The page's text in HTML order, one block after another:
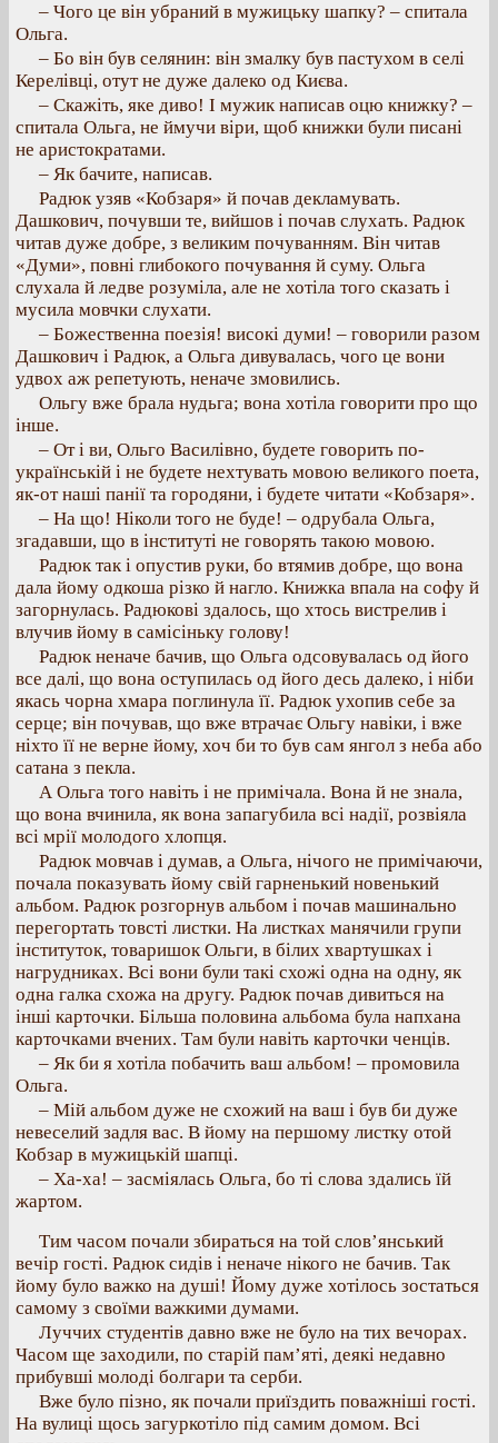
– Чого це він убраний в мужицьку шапку? – спитала
Ольга.
– Бо він був селянин: він змалку був пастухом в селі
Керелівці, отут не дуже далеко од Києва.
– Скажіть, яке диво! І мужик написав оцю книжку? –
спитала Ольга, не ймучи віри, щоб книжки були писані
не аристократами.
– Як бачите, написав.
Радюк узяв «Кобзаря» й почав декламувать.
Дашкович, почувши те, вийшов і почав слухать. Радюк
читав дуже добре, з великим почуванням. Він читав
«Думи», повні глибокого почування й суму. Ольга
слухала й ледве розуміла, але не хотіла того сказать і
мусила мовчки слухати.
– Божественна поезія! високі думи! – говорили разом
Дашкович і Радюк, а Ольга дивувалась, чого це вони
удвох аж репетують, неначе змовились.
Ольгу вже брала нудьга; вона хотіла говорити про що
інше.
– От і ви, Ольго Василівно, будете говорить по-
українській і не будете нехтувать мовою великого поета,
як-от наші панії та городяни, і будете читати «Кобзаря».
– На що! Ніколи того не буде! – одрубала Ольга,
згадавши, що в інституті не говорять такою мовою.
Радюк так і опустив руки, бо втямив добре, що вона
дала йому одкоша різко й нагло. Книжка впала на софу й
загорнулась. Радюкові здалось, що хтось вистрелив і
влучив йому в самісіньку голову!
Радюк неначе бачив, що Ольга одсовувалась од його
все далі, що вона оступилась од його десь далеко, і ніби
якась чорна хмара поглинула її. Радюк ухопив себе за
серце; він почував, що вже втрачає Ольгу навіки, і вже
ніхто її не верне йому, хоч би то був сам янгол з неба або
сатана з пекла.
А Ольга того навіть і не примічала. Вона й не знала,
що вона вчинила, як вона запагубила всі надії, розвіяла
всі мрії молодого хлопця.
Радюк мовчав і думав, а Ольга, нічого не примічаючи,
почала показувать йому свій гарненький новенький
альбом. Радюк розгорнув альбом і почав машинально
перегортать товсті листки. На листках манячили групи
інституток, товаришок Ольги, в білих хвартушках і
нагрудниках. Всі вони були такі схожі одна на одну, як
одна галка схожа на другу. Радюк почав дивиться на
інші карточки. Більша половина альбома була напхана
карточками вчених. Там були навіть карточки ченців.
– Як би я хотіла побачить ваш альбом! – промовила
Ольга.
– Мій альбом дуже не схожий на ваш і був би дуже
невеселий задля вас. В йому на першому листку отой
Кобзар в мужицькій шапці.
– Ха-ха! – засміялась Ольга, бо ті слова здались їй
жартом.
Тим часом почали збираться на той слов’янський
вечір гості. Радюк сидів і неначе нікого не бачив. Так
йому було важко на душі! Йому дуже хотілось зостаться
самому з своїми важкими думами.
Луччих студентів давно вже не було на тих вечорах.
Часом ще заходили, по старій пам’яті, деякі недавно
прибувші молоді болгари та серби.
Вже було пізно, як почали приїздить поважніші гості.
На вулиці щось загуркотіло під самим домом. Всі